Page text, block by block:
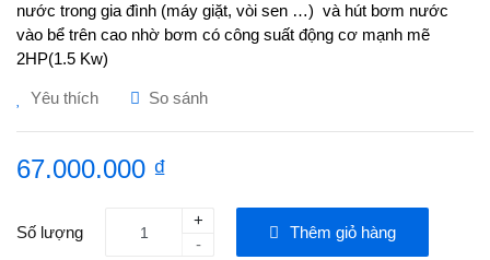
nước trong gia đình (máy giặt, vòi sen …) và hút bơm nước
vào bể trên cao nhờ bơm có công suất động cơ mạnh mẽ
2HP(1.5 Kw)
Yêu thích So sánh
67.000.000 ₫
Số lượng
+
-
Thêm giỏ hàng